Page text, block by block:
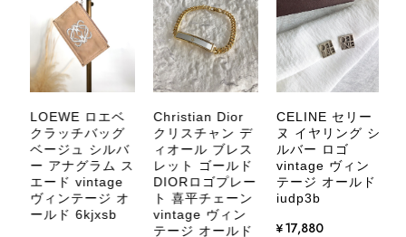
大変励みになります！ ぜひこれから
末永くご愛用いただけましたら幸いで
す。 また気になる商品やご不明な点
などございましたら、いつでもお気軽
にご相談ください。 またご縁がござ
します。 VintageShop solo
LOEWE ロエベ
クラッチバッグ
ベージュ シルバ
ー アナグラム ス
エード vintage
ヴィンテージ オ
ールド 6kjxsb
Christian Dior
クリスチャン デ
ィオール ブレス
レット ゴールド
DIORロゴプレー
ト 喜平チェーン
vintage ヴィン
テージ オールド
CELINE セリー
ヌ イヤリング シ
ルバー ロゴ
vintage ヴィン
テージ オールド
iudp3b
¥17,880